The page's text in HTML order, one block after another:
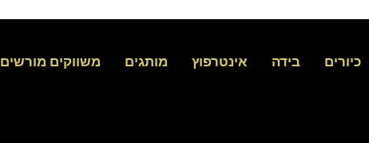
כיורים בידה אינטרפוץ מותגים משווקים מורשים